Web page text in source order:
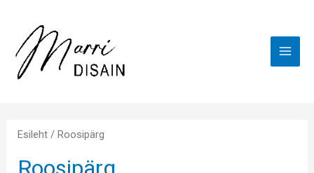
content
Esileht/ Roosipärg